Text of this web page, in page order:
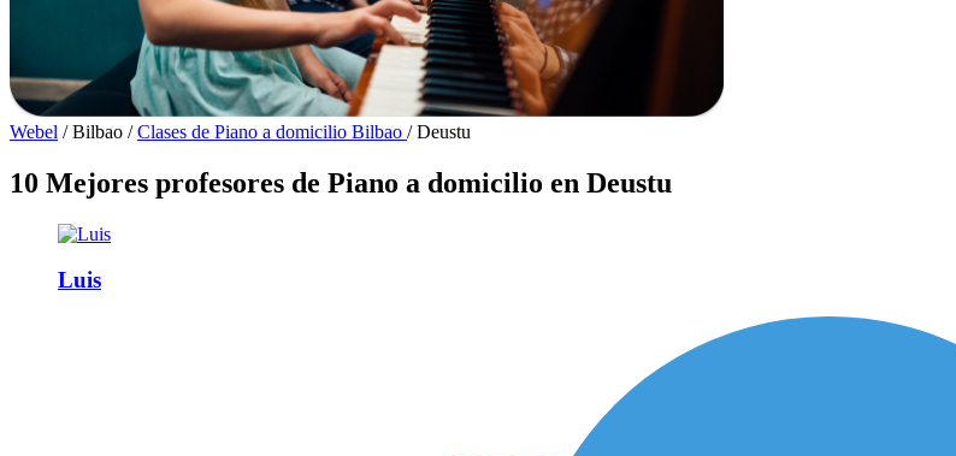
Webel / Bilbao / Clases de Piano a domicilio Bilbao / Deustu
10 Mejores profesores de Piano a domicilio en Deustu
Luis